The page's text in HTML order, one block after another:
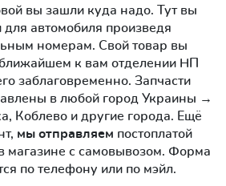
вы зашли куда надо. Тут вы
для автомобиля произведя
номерам. Свой товар вы
к вам отделении НП
заблаговременно. Запчасти
в любой город Украины →
Коблево и другие города. Ещё
мы отправляем постоплатой
магазине с самовывозом. Форма
по телефону или по мэйл.